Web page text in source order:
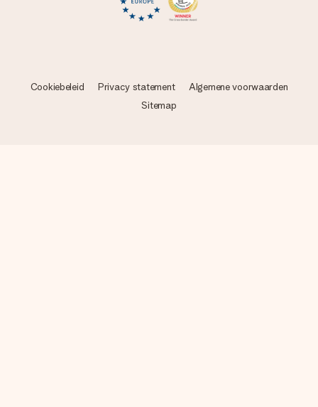
Cookiebeleid Privacy statement
Algemene voorwaarden
Sitemap